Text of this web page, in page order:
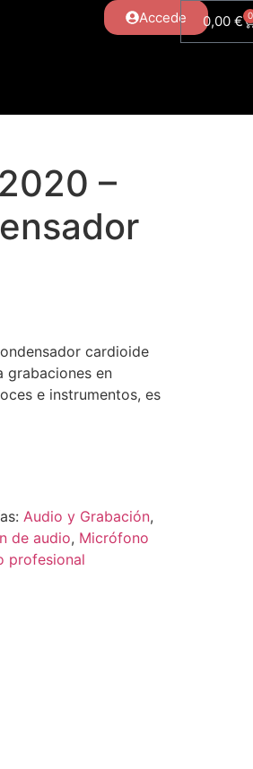
Accede 0,00€ 0
–
cardioide
grabaciones en
e instrumentos, es
Audio y Grabación,
de audio, Micrófono
profesional